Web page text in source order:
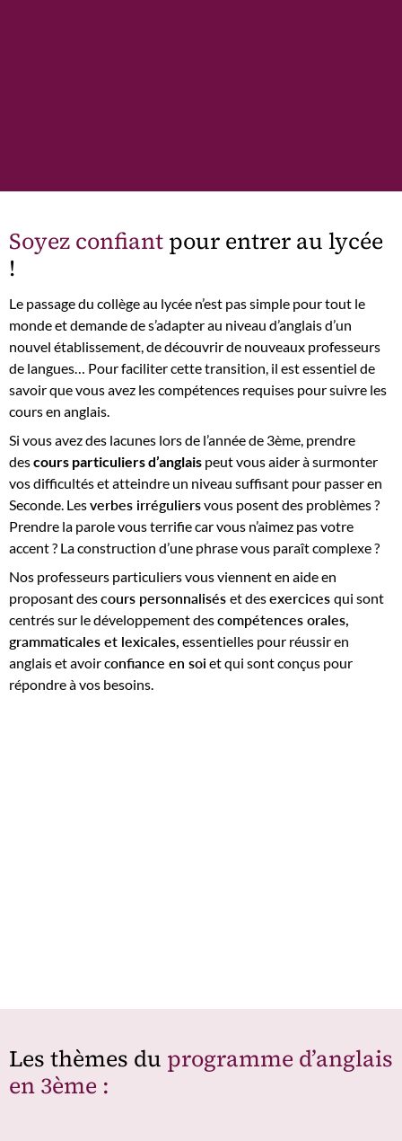
Soyez confiant pour entrer au lycée
!
Le passage du collège au lycée n’est pas simple pour tout le
monde et demande de s’adapter au niveau d’anglais d’un
nouvel établissement, de découvrir de nouveaux professeurs
de langues… Pour faciliter cette transition, il est essentiel de
savoir que vous avez les compétences requises pour suivre les
cours en anglais.
Si vous avez des lacunes lors de l’année de 3ème, prendre
descours particuliers d’anglais peut vous aider à surmonter
vos difficultés et atteindre un niveau suffisant pour passer en
Seconde. Lesverbes irréguliersvous posent des problèmes ?
Prendre la parole vous terrifie car vous n’aimez pas votre
accent ? La construction d’une phrase vous paraît complexe ?
Nos professeurs particuliers vous viennent en aide en
proposant descours personnalisés et desexercices qui sont
centrés sur le développement descompétences orales,
grammaticales et lexicales, essentielles pour réussir en
anglais et avoir confiance en soi et qui sont conçus pour
répondre à vos besoins.
Les thèmes du programme d’anglais
en 3ème :